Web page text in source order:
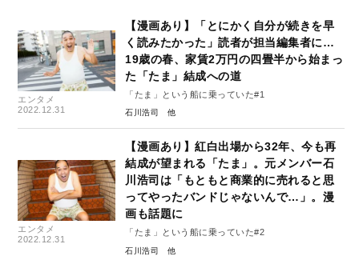
エンタメ
2022.12.31
【漫画あり】「とにかく自分が続きを早
く読みたかった」読者が担当編集者に…
19歳の春、家賃2万円の四畳半から始まっ
た「たま」結成への道
「たま」という船に乗っていた#1
石川浩司
エンタメ
2022.12.31
【漫画あり】紅白出場から32年、今も再
結成が望まれる「たま」。元メンバー石
川浩司は「もともと商業的に売れると思
ってやったバンドじゃないんで…」。漫
画も話題に
「たま」という船に乗っていた#2
石川浩司